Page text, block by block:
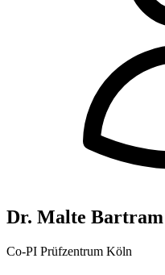
Dr. Malte Bartram
Co-PI Prüfzentrum Köln